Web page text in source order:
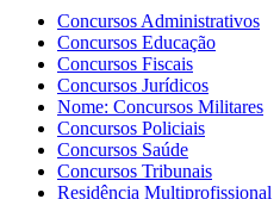
Concursos Administrativos
Concursos Educação
Concursos Fiscais
Concursos Jurídicos
Nome: Concursos Militares
Concursos Policiais
Concursos Saúde
Concursos Tribunais
Residência Multiprofissional